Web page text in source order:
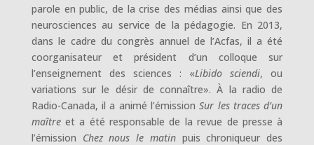
parole en public, de la crise des médias ainsi que des
neurosciences au service de la pédagogie. En 2013,
dans le cadre du congrès annuel de l’Acfas, il a été
coorganisateur et président d’un colloque sur
l’enseignement des sciences : «Libido sciendi, ou
variations sur le désir de connaître». À la radio de
Radio-Canada, il a animé l’émissionSur les traces d’un
maîtreet a été responsable de la revue de presse à
l’émission Chez nous le matinpuis chroniqueur des